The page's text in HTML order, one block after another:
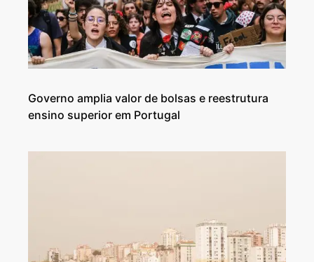
Governo amplia valor de bolsas e reestrutura
ensino superior em Portugal